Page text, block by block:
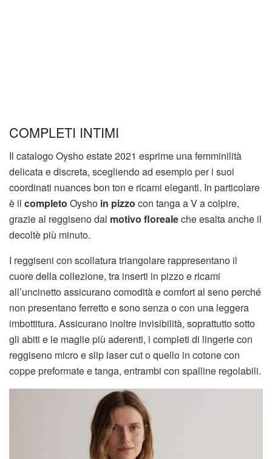
COMPLETI INTIMI
Il catalogo Oysho estate 2021 esprime una femminilità
delicata e discreta, scegliendo ad esempio per i suoi
coordinati nuances bon ton e ricami eleganti. In particolare
è il completo Oysho in pizzo con tanga a V a colpire,
grazie al reggiseno dal motivo florealeche esalta anche il
decoltè più minuto.
I reggiseni con scollatura triangolare rappresentano il
cuore della collezione, tra inserti in pizzo e ricami
all’uncinetto assicurano comodità e comfort al seno perché
non presentano ferretto e sono senza o con una leggera
imbottitura. Assicurano inoltre invisibilità, soprattutto sotto
gli abiti e le maglie più aderenti, i completi di lingerie con
reggiseno micro e slip laser cut o quello in cotone con
coppe preformate e tanga, entrambi con spalline regolabili.